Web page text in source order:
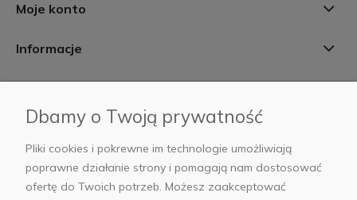
Moje konto
Informacje
AB Foto
Dbamy o Twoją prywatność
Pliki cookies i pokrewne im technologie umożliwiają
poprawne działanie strony i pomagają nam dostosować
ofertę do Twoich potrzeb. Możesz zaakceptować